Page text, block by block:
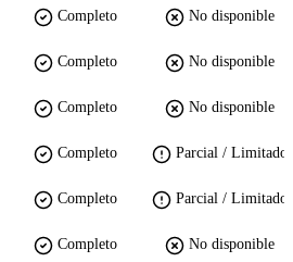
Completo No disponible
Completo No disponible
Completo No disponible
Completo Parcial / Limitado
Completo Parcial / Limitado
Completo No disponible